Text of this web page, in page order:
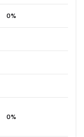
0%
0%